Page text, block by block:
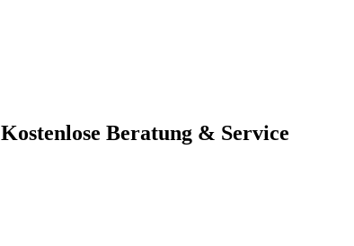
Kostenlose Beratung & Service